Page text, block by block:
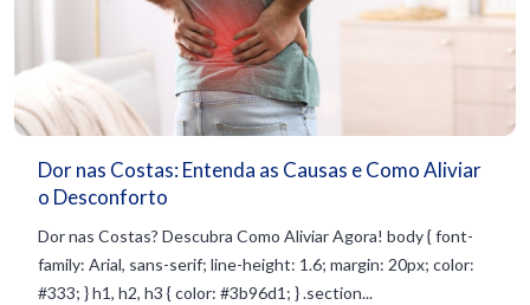
Dor nas Costas: Entenda as Causas e Como Aliviar
o Desconforto
Dor nas Costas? Descubra Como Aliviar Agora! body { font-
family: Arial, sans-serif; line-height: 1.6; margin: 20px; color:
#333; } h1, h2, h3 { color: #3b96d1; } .section...